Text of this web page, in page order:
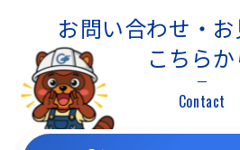
お問い合わせ・
こちらか
Contact